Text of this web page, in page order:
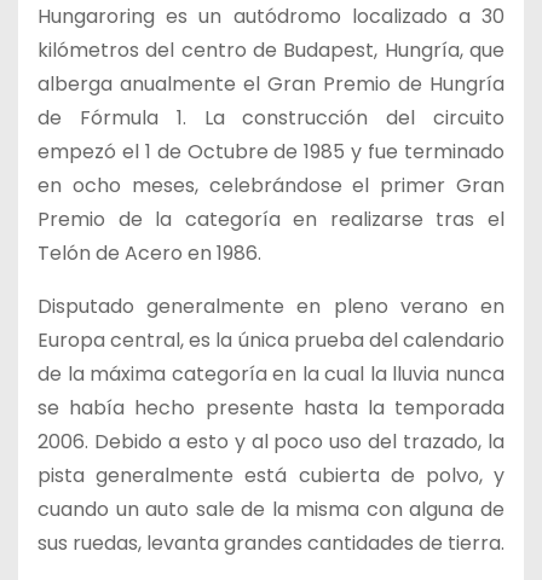
Hungaroring es un autódromo localizado a 30
kilómetros del centro de Budapest, Hungría, que
alberga anualmente el Gran Premio de Hungría
de Fórmula 1. La construcción del circuito
empezó el 1 de Octubre de 1985 y fue terminado
en ocho meses, celebrándose el primer Gran
Premio de la categoría en realizarse tras el
Telón de Acero en 1986.
Disputado generalmente en pleno verano en
Europa central, es la única prueba del calendario
de la máxima categoría en la cual la lluvia nunca
se había hecho presente hasta la temporada
2006. Debido a esto y al poco uso del trazado, la
pista generalmente está cubierta de polvo, y
cuando un auto sale de la misma con alguna de
sus ruedas, levanta grandes cantidades de tierra.